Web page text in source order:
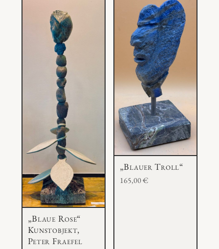
„Blaue Rose“
Kunstobjekt,
Peter Fraefel
„Blauer Troll“
165,00€